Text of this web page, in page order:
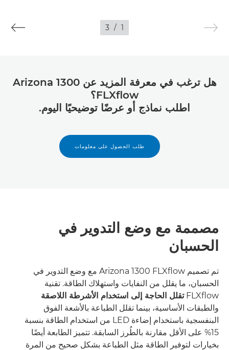
1
/
3
هل ترغب في معرفة المزيد عن Arizona 1300
FLXﬂow؟
اطلب نماذج أو عرضًا توضيحيًا اليوم.
طلب الحصول على معلومات
مصممة مع وضع التدوير في
الحسبان
تم تصميم Arizona 1300 FLXﬂow مع وضع التدوير في
الحسبان، ما يقلل من النفايات واستهلاك الطاقة. تقنية
FLXﬂow تقلل الحاجة إلى استخدام الأشرطة اللاصقة
والطبقات الأساسية، بينما تقلل الطباعة بالأشعة الفوق
البنفسجية باستخدام إضاءة LED من استخدام الطاقة بنسبة
15% على الأقل مقارنة بالطُرز السابقة. تتميز الطابعة أيضًا
بخيارات لتوفير الطاقة مثل الطباعة بشكل صحيح من المرة